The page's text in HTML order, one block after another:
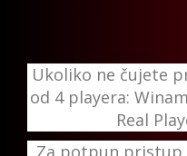
Ukoliko ne čujete
od 4 playera:
Real
Za potpun pristup